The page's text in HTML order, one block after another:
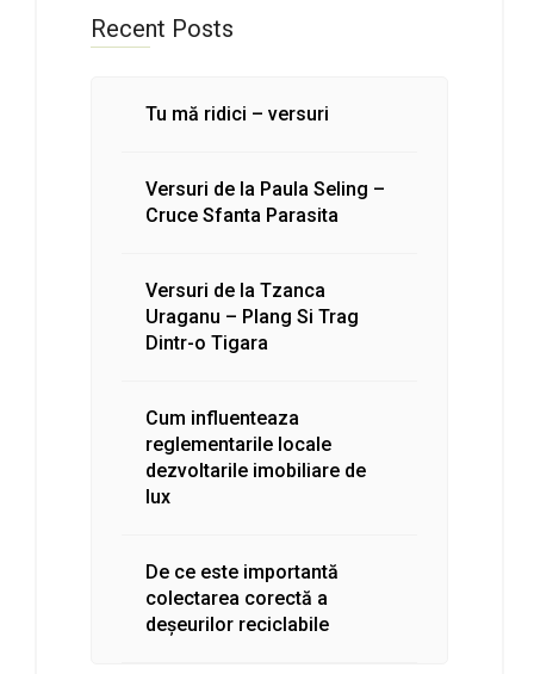
Recent Posts
Tu mă ridici – versuri
Versuri de la Paula Seling –
Cruce Sfanta Parasita
Versuri de la Tzanca
Uraganu – Plang Si Trag
Dintr-o Tigara
Cum influenteaza
reglementarile locale
dezvoltarile imobiliare de
lux
De ce este importantă
colectarea corectă a
deșeurilor reciclabile